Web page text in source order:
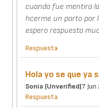
cuando fue mentira
hcerme un parto por
espero respuesta
Respuesta
Hola yo se que ya
Sonia (unverified)7
Respuesta